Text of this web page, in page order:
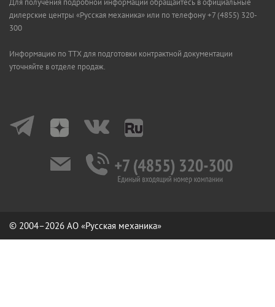
Для получения подробной информации обращайтесь в официальные
дилерские центры «Русская механика» или по телефону +7 (4855) 320-
300
Информацию по ТТХ для подготовки контрактной документации
уточняйте в отделе продаж.
© 2004–2026 АО «Русская механика»